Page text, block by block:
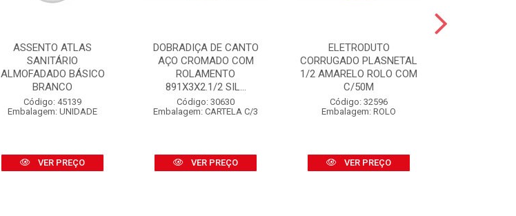
ASSENTO ATLAS
SANITÁRIO
ALMOFADADO BÁSICO
BRANCO
Código: 45139
Embalagem: UNIDADE
VER PREÇO
DOBRADIÇA DE CANTO
AÇO CROMADO COM
ROLAMENTO
891X3X2.1/2 SIL...
Código: 30630
Embalagem: CARTELA C/3
VER PREÇO
ELETRODUTO
CORRUGADO PLASNETAL
1/2 AMARELO ROLO COM
C/50M
Código: 32596
Embalagem: ROLO
VER PREÇO